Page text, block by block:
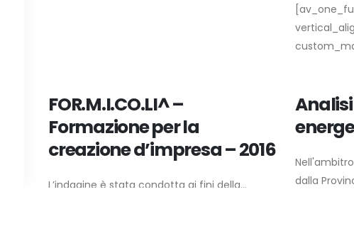
FOR.M.I.CO.LI^ –
Formazione per la
creazione d’impresa – 2016
L’indagine è stata condotta ai fini della...
dalla